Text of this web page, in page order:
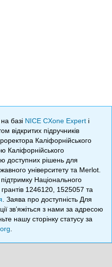
базі NICE CXone Expert і
відкритих підручників
Каліфорнійського
Каліфорнійського
доступних рішень для
університету та Merlot.
Національного
1246120, 1525057 та
. Заява про доступність Для
зв’яжіться з нами за адресою
нашу сторінку статусу за